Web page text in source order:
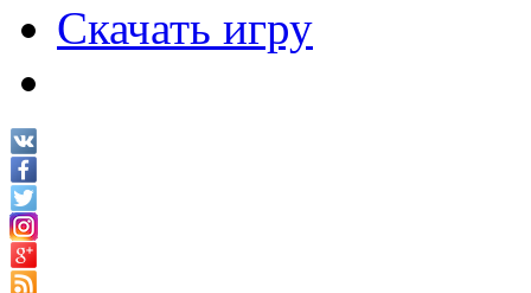
Скачать игру